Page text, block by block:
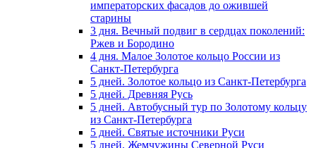
императорских фасадов до ожившей
старины
3 дня. Вечный подвиг в сердцах поколений:
Ржев и Бородино
4 дня. Малое Золотое кольцо России из
Санкт-Петербурга
5 дней. Золотое кольцо из Санкт-Петербурга
5 дней. Древняя Русь
5 дней. Автобусный тур по Золотому кольцу
из Санкт-Петербурга
5 дней. Святые источники Руси
5 дней. Жемчужины Северной Руси